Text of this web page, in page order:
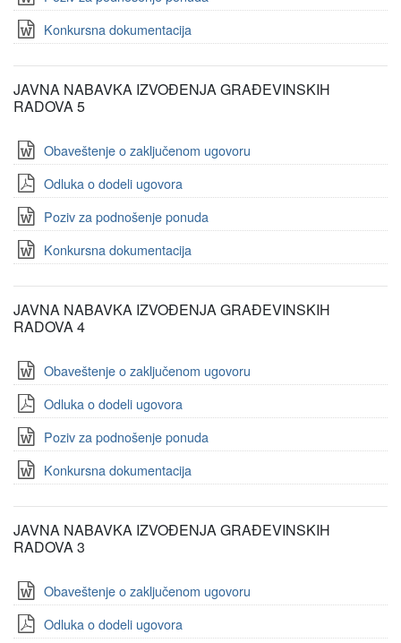
Konkursna dokumentacija
JAVNA NABAVKA IZVOĐENJA GRAĐEVINSKIH
RADOVA 5
Obaveštenje o zaključenom ugovoru
Odluka o dodeli ugovora
Poziv za podnošenje ponuda
Konkursna dokumentacija
JAVNA NABAVKA IZVOĐENJA GRAĐEVINSKIH
RADOVA 4
Obaveštenje o zaključenom ugovoru
Odluka o dodeli ugovora
Poziv za podnošenje ponuda
Konkursna dokumentacija
JAVNA NABAVKA IZVOĐENJA GRAĐEVINSKIH
RADOVA 3
Obaveštenje o zaključenom ugovoru
Odluka o dodeli ugovora